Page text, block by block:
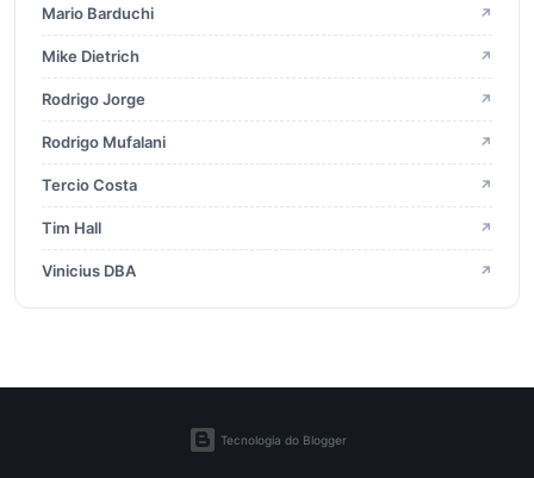
2018
2017 23
2016
2015 13
Mario Barduchi ↗
Mike Dietrich ↗
Rodrigo Jorge ↗
Rodrigo Mufalani ↗
Tercio Costa ↗
Tim Hall ↗
Vinicius DBA ↗
Tecnologia do Blogger